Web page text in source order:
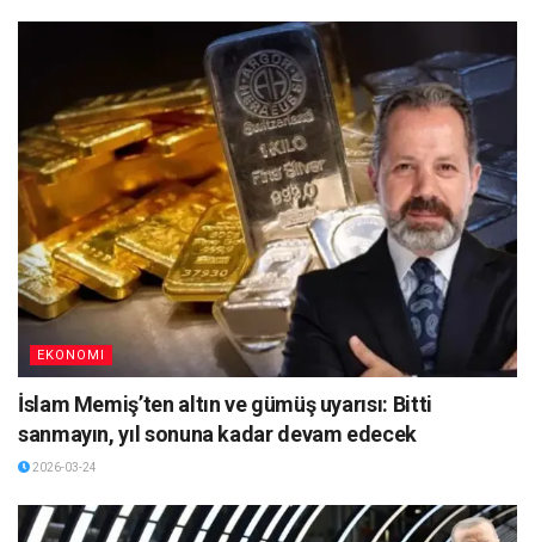
EKONOMI
İslam Memiş’ten altın ve gümüş uyarısı: Bitti
sanmayın, yıl sonuna kadar devam edecek
2026-03-24